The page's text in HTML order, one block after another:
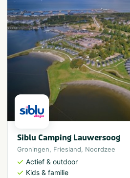
Siblu Camping Lauwersoog
Groningen, Friesland, Noordzee
Actief & outdoor
Kids & familie